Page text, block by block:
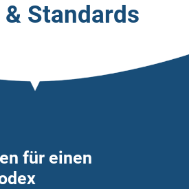
& Standards
für einen